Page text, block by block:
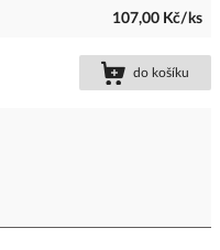
107,00 Kč/ks
do košíku